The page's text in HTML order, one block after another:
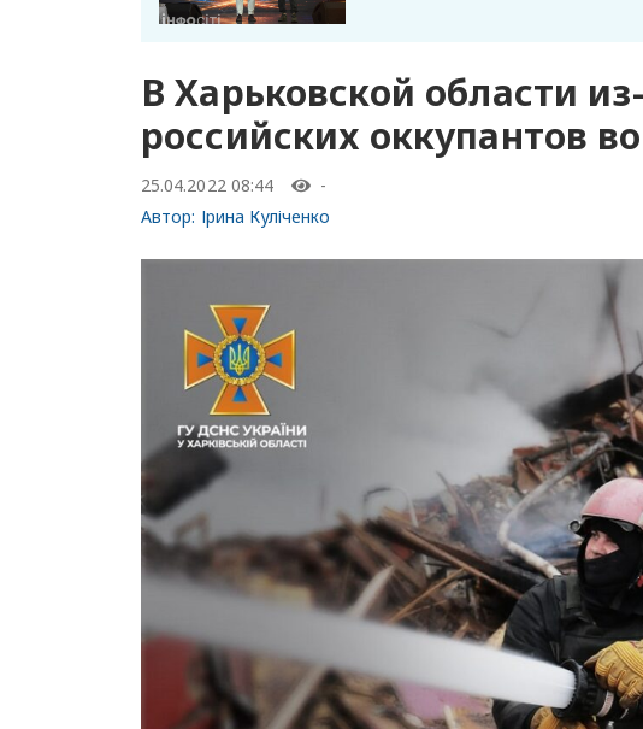
В Харьковской области
российских оккупантов
25.04.2022 08:44
-
Автор: Ірина Куліченко